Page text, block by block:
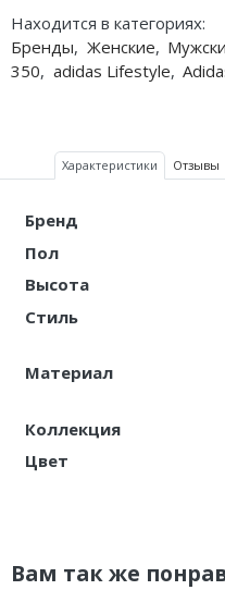
Находится в категориях:
Бренды, Женские,
350, adidas Lifestyle,
Характеристики Отзывы
Бренд
Пол
Высота
Стиль
Материал
Коллекция
Цвет
Вам так же